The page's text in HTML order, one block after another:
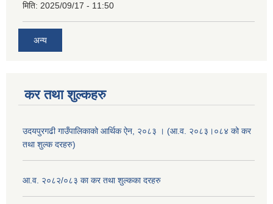
मिति: 2025/09/17 - 11:50
अन्य
कर तथा शुल्कहरु
उदयपुरगढी गाउँपालिकाको आर्थिक ऐन, २०८३ । (आ.व. २०८३।०८४ को कर
तथा शुल्क दरहरु)
आ.व. २०८२/०८३ का कर तथा शुल्कका दरहरु